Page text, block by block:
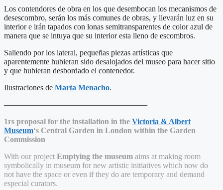
Los contendores de obra en los que desembocan los mecanismos de
desescombro, serán los más comunes de obras, y llevarán luz en su
interior e irán tapados con lonas semitransparentes de color azul de
manera que se intuya que su interior esta lleno de escombros.
Saliendo por los lateral, pequeñas piezas artísticas que
aparentemente hubieran sido desalojados del museo para hacer sitio
y que hubieran desbordado el contenedor.
Ilustraciones de Marta Menacho.
——————————————————
1rs proposal for the installation in the Victoria & Albert
Museum‘s Central Garden in London within the Garden
Commission
With our project Emptying the museum aims at making room
symbolically in museum for new artistic initiatives which now do
not have the space or even if they do are temporary and demand
especial curators.